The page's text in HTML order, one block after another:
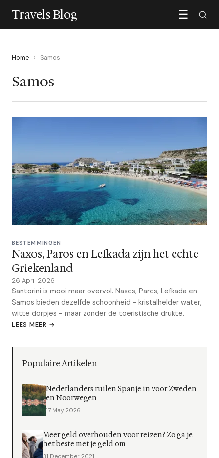
Travels Blog ☰
Home › Samos
Samos
BESTEMMINGEN
Naxos, Paros en Lefkada zijn het echte
Griekenland
26 April 2026
Santorini is mooi maar overvol. Naxos, Paros, Lefkada en
Samos bieden dezelfde schoonheid - kristalhelder water,
witte dorpjes - maar zonder de toeristische drukte.
LEES MEER →
Populaire Artikelen
Nederlanders ruilen Spanje in voor Zweden
en Noorwegen
17 May 2026
Meer geld overhouden voor reizen? Zo ga je
het beste met je geld om
31 December 2021